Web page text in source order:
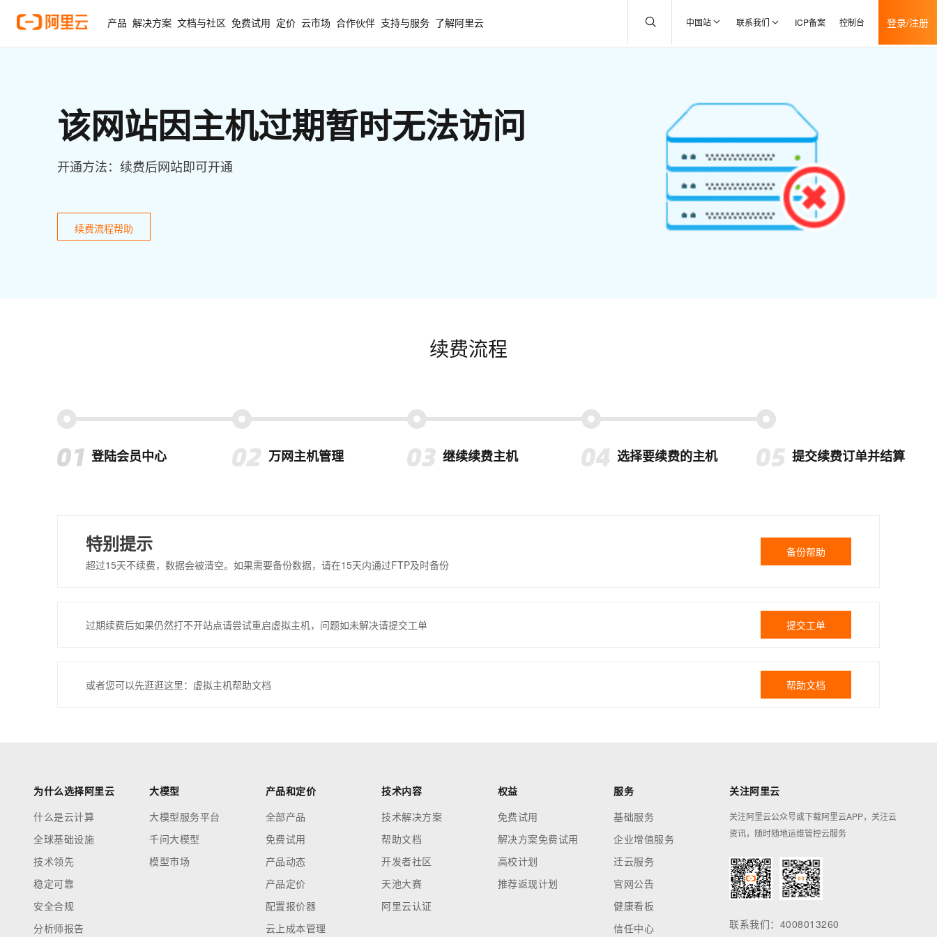
产品 解决方案 文档与社区 免费试用 定价 云市场 合作伙伴 支持与服务 了解阿里云 中国站 联系我们 ICP备案 控制台 登录/注册
该网站因主机过期暂时无法访问
开通方法：续费后网站即可开通
续费流程帮助
续费流程
登陆会员中心 万网主机管理 继续续费主机 选择要续费的主机 提交续费订单并结算
特别提示
超过15天不续费，数据会被清空。如果需要备份数据，请在15天内通过FTP及时备份
备份帮助
过期续费后如果仍然打不开站点请尝试重启虚拟主机，问题如未解决请提交工单 提交工单
或者您可以先逛逛这里：虚拟主机帮助文档 帮助文档